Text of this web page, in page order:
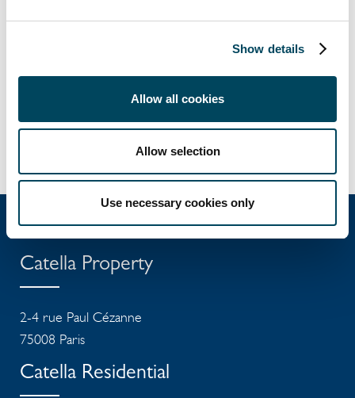
Show details
Allow all cookies
Allow selection
Use necessary cookies only
transition ayant pour objectif de satisfaire une
zone de chalandise en forte expansion.
Le centre commercial totalise aujourd’hui
une surface GLAde 35 000 m² répartie sur
quatre étages et comprenant 70 cellules
Catella Property
2-4 rue Paul Cézanne
75008 Paris
Catella Residential